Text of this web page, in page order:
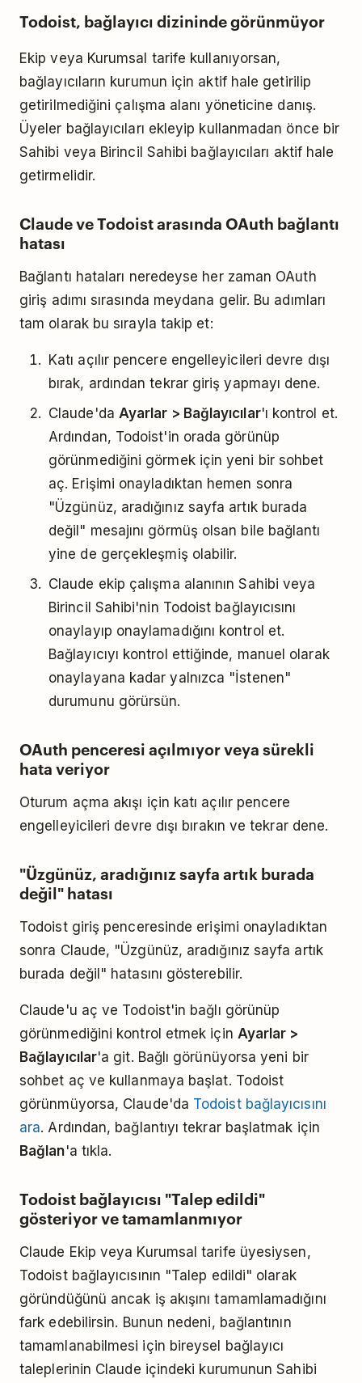
Todoist, bağlayıcı dizininde görünmüyor
Ekip veya Kurumsal tarife kullanıyorsan,
bağlayıcıların kurumun için aktif hale getirilip
getirilmediğini çalışma alanı yöneticine danış.
Üyeler bağlayıcıları ekleyip kullanmadan önce bir
Sahibi veya Birincil Sahibi bağlayıcıları aktif hale
getirmelidir.
Claude ve Todoist arasında OAuth bağlantı
hatası
Bağlantı hataları neredeyse her zaman OAuth
giriş adımı sırasında meydana gelir. Bu adımları
tam olarak bu sırayla takip et:
Katı açılır pencere engelleyicileri devre dışı
bırak, ardından tekrar giriş yapmayı dene.
Claude'da Ayarlar > Bağlayıcılar'ı kontrol et.
Ardından, Todoist'in orada görünüp
görünmediğini görmek için yeni bir sohbet
aç. Erişimi onayladıktan hemen sonra
"Üzgünüz, aradığınız sayfa artık burada
değil" mesajını görmüş olsan bile bağlantı
yine de gerçekleşmiş olabilir.
Claude ekip çalışma alanının Sahibi veya
Birincil Sahibi'nin Todoist bağlayıcısını
onaylayıp onaylamadığını kontrol et.
Bağlayıcıyı kontrol ettiğinde, manuel olarak
onaylayana kadar yalnızca "İstenen"
durumunu görürsün.
OAuth penceresi açılmıyor veya sürekli
hata veriyor
Oturum açma akışı için katı açılır pencere
engelleyicileri devre dışı bırakın ve tekrar dene.
"Üzgünüz, aradığınız sayfa artık burada
değil" hatası
Todoist giriş penceresinde erişimi onayladıktan
sonra Claude, "Üzgünüz, aradığınız sayfa artık
burada değil" hatasını gösterebilir.
Claude'u aç ve Todoist'in bağlı görünüp
görünmediğini kontrol etmek için Ayarlar >
Bağlayıcılar'a git. Bağlı görünüyorsa yeni bir
sohbet aç ve kullanmaya başlat. Todoist
görünmüyorsa, Claude'da Todoist bağlayıcısını
ara. Ardından, bağlantıyı tekrar başlatmak için
Bağlan'a tıkla.
Todoist bağlayıcısı "Talep edildi"
gösteriyor ve tamamlanmıyor
Claude Ekip veya Kurumsal tarife üyesiysen,
Todoist bağlayıcısının "Talep edildi" olarak
göründüğünü ancak iş akışını tamamlamadığını
fark edebilirsin. Bunun nedeni, bağlantının
tamamlanabilmesi için bireysel bağlayıcı
taleplerinin Claude içindeki kurumunun Sahibi